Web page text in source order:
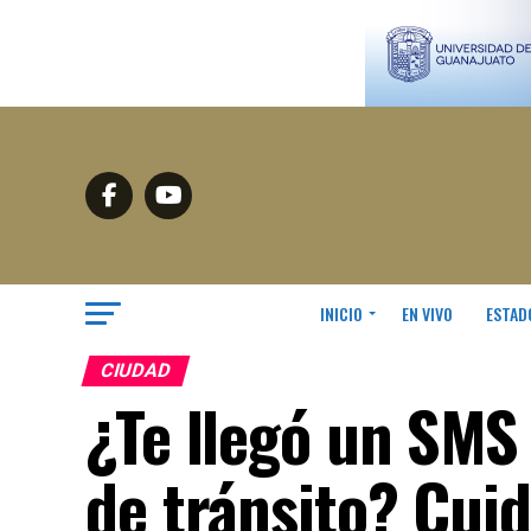
INICIO EN VIVO
CIUDAD
¿Te llegó un
de tránsito?